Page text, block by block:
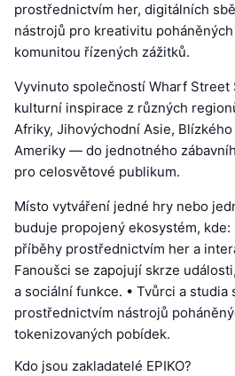
prostřednictvím her, digitálních
nástrojů pro kreativitu
komunitou řízených zážitků.
Vyvinuto společností Wharf Street
kulturní inspirace z různých
Afriky, Jihovýchodní Asie,
Ameriky — do jednotného
pro celosvětové publikum.
Místo vytváření jedné hry nebo
buduje propojený ekosystém, kde:
příběhy prostřednictvím her a
Fanoušci se zapojují skrze
a sociální funkce. • Tvůrci a studia
prostřednictvím nástrojů
tokenizovaných pobídek.
Kdo jsou zakladatelé EPIKO?